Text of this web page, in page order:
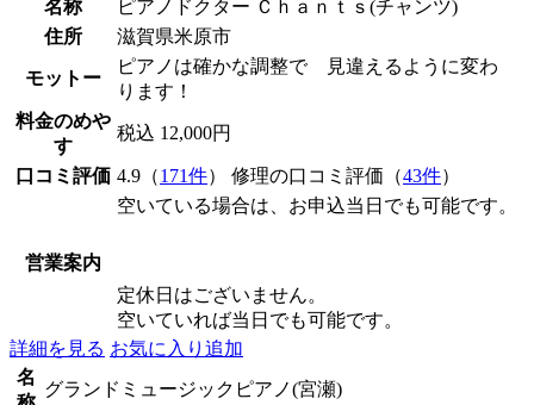
名称
ピアノドクター Ｃｈａｎｔｓ(チャンツ)
住所
滋賀県米原市
モットー
ピアノは確かな調整で 見違えるように変わ
ります！
料金のめや
す
税込 12,000円
口コミ評価 4.9（171件） 修理の口コミ評価（43件）
営業案内
空いている場合は、お申込当日でも可能です。
定休日はございません。
空いていれば当日でも可能です。
詳細を見る お気に入り追加
名
グランドミュージックピアノ(宮瀬)